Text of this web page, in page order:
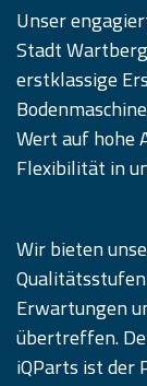
Unser
Stadt
erstklassige
Wert auf hohe
Flexibilität in
Wir bieten
Erwartungen
übertreffen.
iQParts ist der